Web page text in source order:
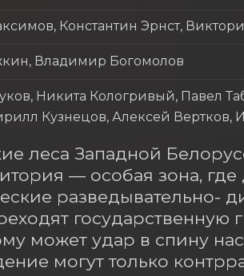
Константин Эрнст,
Владимир Богомолов
Никита Кологривый, Павел
Кузнецов, Алексей Вертков,
леса Западной
— особая зона, где
разведывательно-
государственную
может удар в спину
могут только